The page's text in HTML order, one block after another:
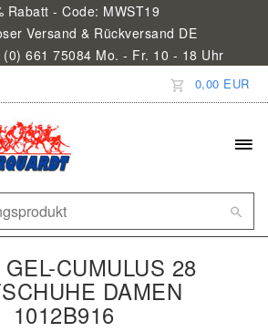
Rabatt - Code: MWST19
Versand & Rückversand DE
(0) 661 75084 Mo. - Fr. 10 - 18 Uhr
0,00 EUR
CUMULUS 28
DAMEN
1012B916